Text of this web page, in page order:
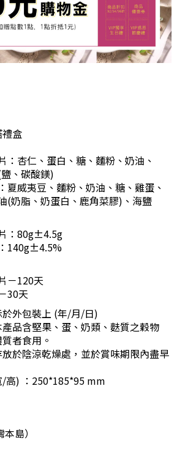
禮盒
：杏仁、蛋白、糖、麵粉、奶油、
、碳酸鎂)
：夏威夷豆、麵粉、奶油、糖、雞蛋、
(奶脂、奶蛋白、鹿角菜膠)、海鹽
：80g±4.5g
140g±4.5%
－120天
30天
於外包裝上 (年/月/日)
產品含堅果、蛋、奶類、麩質之穀物
者食用。
放於陰涼乾燥處，並於賞味期限內盡早
/高) ：250*185*95 mm
島）